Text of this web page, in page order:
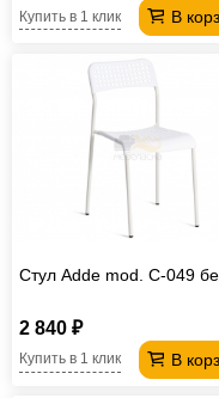
В
Купить в 1 клик
Стул Adde mod. C-049
2 840 ₽
В
Купить в 1 клик